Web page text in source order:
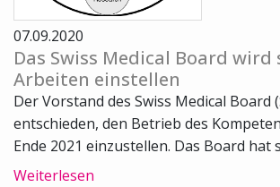
07.09.2020
Das Swiss Medical Board wird
Arbeiten einstellen
Der Vorstand des Swiss Medical Board
entschieden, den Betrieb des
Ende 2021 einzustellen. Das Board hat
Weiterlesen